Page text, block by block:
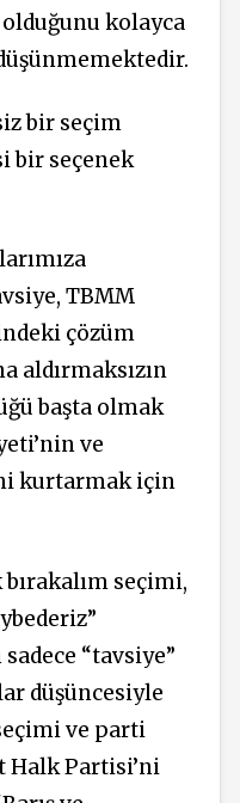
kolayca
bir seçim
bir seçenek
TBMM
çözüm
aldırmaksızın
başta olmak
ve
kurtarmak için
seçimi,
“tavsiye”
düşüncesiyle
ve parti
Partisi’ni